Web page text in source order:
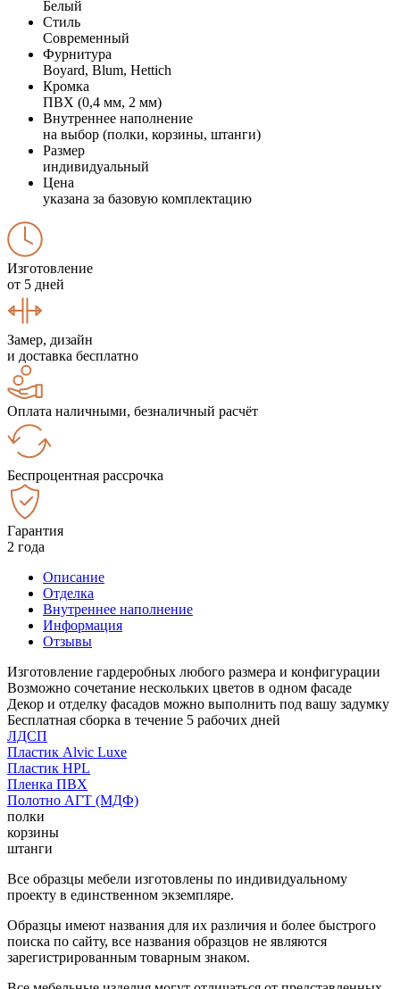
Белый
Стиль
Современный
Фурнитура
Boyard, Blum, Hettich
Кромка
ПВХ (0,4 мм, 2 мм)
Внутреннее наполнение
на выбор (полки, корзины, штанги)
Размер
индивидуальный
Цена
указана за базовую комплектацию
Изготовление
от 5 дней
Замер, дизайн
и доставка бесплатно
Оплата наличными, безналичный расчёт
Беспроцентная рассрочка
Гарантия
2 года
Описание
Отделка
Внутреннее наполнение
Информация
Отзывы
Изготовление гардеробных любого размера и конфигурации
Возможно сочетание нескольких цветов в одном фасаде
Декор и отделку фасадов можно выполнить под вашу задумку
Бесплатная сборка в течение 5 рабочих дней
ЛДСП
Пластик Alvic Luxe
Пластик HPL
Пленка ПВХ
Полотно АГТ (МДФ)
полки
корзины
штанги
Все образцы мебели изготовлены по индивидуальному
проекту в единственном экземпляре.
Образцы имеют названия для их различия и более быстрого
поиска по сайту, все названия образцов не являются
зарегистрированным товарным знаком.